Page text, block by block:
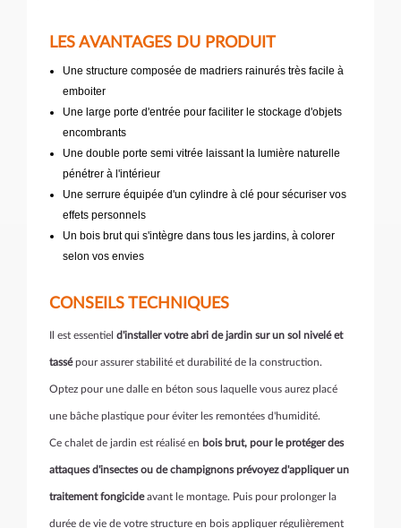
LES AVANTAGES DU PRODUIT
Une structure composée de madriers rainurés très facile à
emboiter
Une large porte d'entrée pour faciliter le stockage d'objets
encombrants
Une double porte semi vitrée laissant la lumière naturelle
pénétrer à l'intérieur
Une serrure équipée d'un cylindre à clé pour sécuriser vos
effets personnels
Un bois brut qui s'intègre dans tous les jardins, à colorer
selon vos envies
CONSEILS TECHNIQUES
Il est essentiel d'installer votre abri de jardin sur un sol nivelé et
tassépour assurer stabilité et durabilité de la construction.
Optez pour une dalle en béton sous laquelle vous aurez placé
une bâche plastique pour éviter les remontées d'humidité.
Ce chalet de jardin est réalisé en bois brut, pour le protéger des
attaques d'insectes ou de champignons prévoyez d'appliquer un
traitement fongicideavant le montage. Puis pour prolonger la
durée de vie de votre structure en bois appliquer régulièrement